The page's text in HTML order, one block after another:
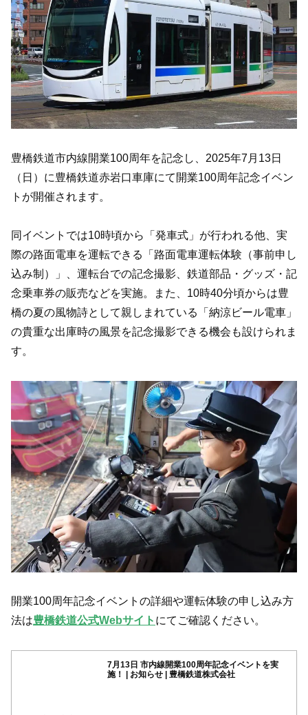
豊橋鉄道市内線開業100周年を記念し、2025年7月13日
（日）に豊橋鉄道赤岩口車庫にて開業100周年記念イベン
トが開催されます。
同イベントでは10時頃から「発車式」が行われる他、実
際の路面電車を運転できる「路面電車運転体験（事前申し
込み制）」、運転台での記念撮影、鉄道部品・グッズ・記
念乗車券の販売などを実施。また、10時40分頃からは豊
橋の夏の風物詩として親しまれている「納涼ビール電車」
の貴重な出庫時の風景を記念撮影できる機会も設けられま
す。
開業100周年記念イベントの詳細や運転体験の申し込み方
法は豊橋鉄道公式Webサイト にてご確認ください。
7月13日 市内線開業100周年記念イベントを実
施！ | お知らせ | 豊橋鉄道株式会社